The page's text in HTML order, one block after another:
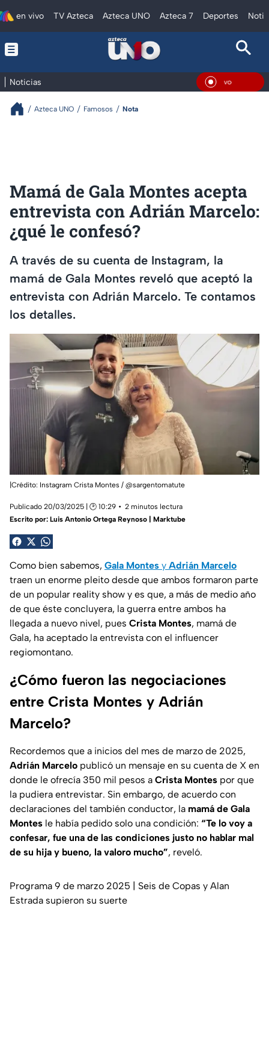
en vivo TV Azteca Azteca UNO Azteca 7 Deportes
Noticias En
Azteca UNO Famosos Nota
Mamá de Gala Montes acepta
entrevista con Adrián Marcelo:
¿qué le confesó?
A través de su cuenta de Instagram, la
mamá de Gala Montes reveló que aceptó la
entrevista con Adrián Marcelo. Te contamos
los detalles.
|Crédito: Instagram Crista Montes / @sargentomatute
Publicado 20/03/2025 | 🕑 10:29
2 minutos lectura
Escrito por: Luis Antonio Ortega Reynoso | Marktube
Como bien sabemos, Gala Montes y Adrián Marcelo
traen un enorme pleito desde que ambos formaron parte
de un popular reality show y es que, a más de medio año
de que éste concluyera, la guerra entre ambos ha
llegada a nuevo nivel, pues Crista Montes, mamá de
Gala, ha aceptado la entrevista con el influencer
regiomontano.
¿Cómo fueron las negociaciones
entre Crista Montes y Adrián
Marcelo?
Recordemos que a inicios del mes de marzo de 2025,
Adrián Marcelo publicó un mensaje en su cuenta de X en
donde le ofrecía 350 mil pesos a Crista Montes por que
la pudiera entrevistar. Sin embargo, de acuerdo con
declaraciones del también conductor, la mamá de Gala
Montes le había pedido solo una condición: “Te lo voy a
confesar, fue una de las condiciones justo no hablar mal
de su hija y bueno, la valoro mucho”, reveló.
Programa 9 de marzo 2025 | Seis de Copas y Alan
Estrada supieron su suerte